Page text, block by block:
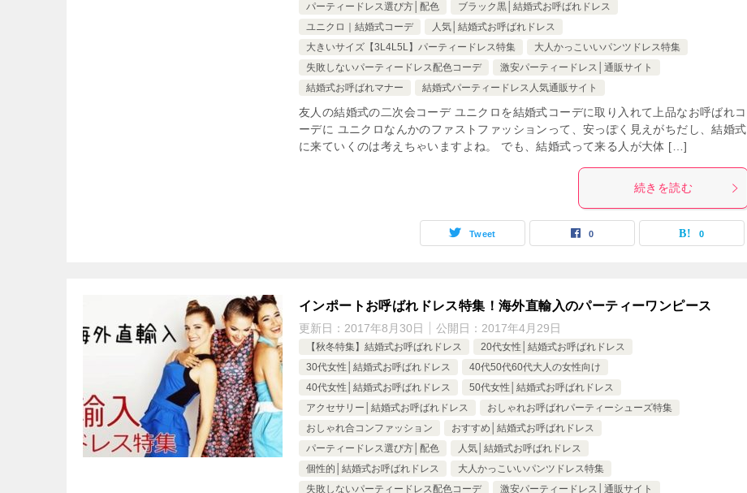
パーティードレス選び方│配色
ブラック黒│結婚式お呼ばれドレス
ユニクロ｜結婚式コーデ
人気│結婚式お呼ばれドレス
大きいサイズ【3L4L5L】パーティードレス特集
大人かっこいいパンツドレス特集
失敗しないパーティードレス配色コーデ
激安パーティードレス│通販サイト
結婚式お呼ばれマナー
結婚式パーティードレス人気通販サイト
友人の結婚式の二次会コーデ ユニクロを結婚式コーデに取り入れて上品なお呼ばれコ
ーデに ユニクロなんかのファストファッションって、安っぽく見えがちだし、結婚式
に来ていくのは考えちゃいますよね。 でも、結婚式って来る人が大体 […]
続きを読む
Tweet 0 0
インポートお呼ばれドレス特集！海外直輸入のパーティーワンピース
更新日： 2017年8月30日 公開日： 2017年4月29日
【秋冬特集】結婚式お呼ばれドレス
20代女性│結婚式お呼ばれドレス
30代女性│結婚式お呼ばれドレス
40代50代60代大人の女性向け
40代女性│結婚式お呼ばれドレス
50代女性│結婚式お呼ばれドレス
アクセサリー│結婚式お呼ばれドレス
おしゃれお呼ばれパーティーシューズ特集
おしゃれ合コンファッション
おすすめ│結婚式お呼ばれドレス
パーティードレス選び方│配色
人気│結婚式お呼ばれドレス
個性的│結婚式お呼ばれドレス
大人かっこいいパンツドレス特集
失敗しないパーティードレス配色コーデ
激安パーティードレス│通販サイト